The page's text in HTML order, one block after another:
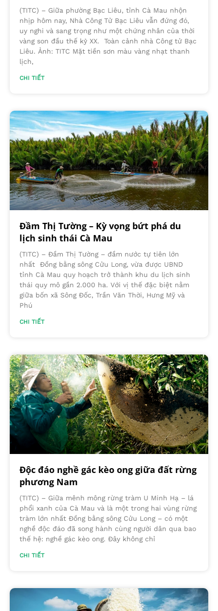
(TITC) – Giữa phường Bạc Liêu, tỉnh Cà Mau nhộn
nhịp hôm nay, Nhà Công Tử Bạc Liêu vẫn đứng đó,
uy nghi và sang trọng như một chứng nhân của thời
vàng son đầu thế kỷ XX. Toàn cảnh nhà Công tử Bạc
Liêu. Ảnh: TITC Mặt tiền sơn màu vàng nhạt thanh
lịch,
CHI TIẾT
Đầm Thị Tường – Kỳ vọng bứt phá du
lịch sinh thái Cà Mau
(TITC) – Đầm Thị Tường – đầm nước tự tiên lớn
nhất Đồng bằng sông Cửu Long, vừa được UBND
tỉnh Cà Mau quy hoạch trở thành khu du lịch sinh
thái quy mô gần 2.000 ha. Với vị thế đặc biệt nằm
giữa bốn xã Sông Đốc, Trần Văn Thời, Hưng Mỹ và
Phú
CHI TIẾT
Độc đáo nghề gác kèo ong giữa đất rừng
phương Nam
(TITC) – Giữa mênh mông rừng tràm U Minh Hạ – lá
phổi xanh của Cà Mau và là một trong hai vùng rừng
tràm lớn nhất Đồng bằng sông Cửu Long – có một
nghề độc đáo đã song hành cùng người dân qua bao
thế hệ: nghề gác kèo ong. Đây không chỉ
CHI TIẾT